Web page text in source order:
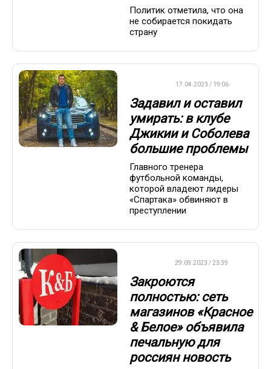
Политик отметила, что она
не собирается покидать
страну
17.04.2023 / 19:06
Задавил и оставил
умирать: в клубе
Джикии и Соболева
большие проблемы
Главного тренера
футбольной команды,
которой владеют лидеры
«Спартака» обвиняют в
преступлении
29.09.2023 / 23:39
Закроются
полностью: сеть
магазинов «Красное
& Белое» объявила
печальную для
россиян новость